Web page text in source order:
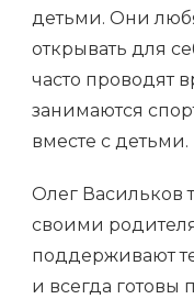
детьми. Они
открывать для
часто проводят
занимаются
вместе с детьми.
Олег Васильков
своими
поддерживают
и всегда готовы